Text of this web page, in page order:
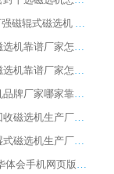
高效钾长石强磁辊式磁选机 华体会手机网页版-华体会(中国) 专业制造品质值得信赖
2026平板磁选机靠谱厂家怎么选？华体会手机网页版-华体会(中国) 凭硬实力甄选合作品牌
2026平板磁选机靠谱厂家怎么选？华体会手机网页版-华体会(中国) 凭硬实力甄选合作品牌
2026磁选机品牌厂家哪家靠谱?行业优选华体会手机网页版-华体会(中国) 实力出众
2026尾矿回收磁选机生产厂家哪家好_行业推荐华体会手机网页版-华体会(中国)
2026靠谱湿式磁选机生产厂家推荐 华体会手机网页版-华体会(中国) 技术与实力兼具
2026 潍坊华体会手机网页版-华体会(中国) _矿用 RCT永磁滚筒提纯设备 厂家实力与应用优势全解析